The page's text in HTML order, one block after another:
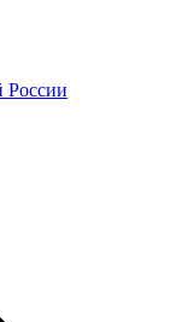
России